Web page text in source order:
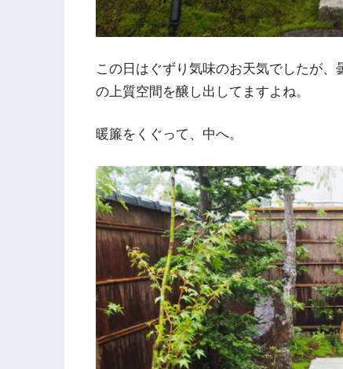
この日はぐずり気味のお天気でしたが
の上質空間を醸し出してますよね。
暖簾をくぐって、中へ。